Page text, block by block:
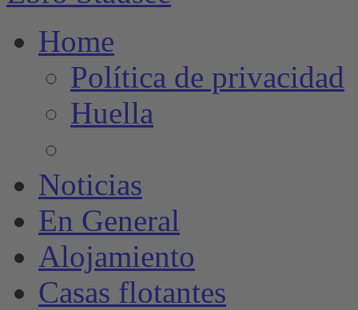
Home
Política de privacidad
Huella
Noticias
En General
Alojamiento
Casas flotantes